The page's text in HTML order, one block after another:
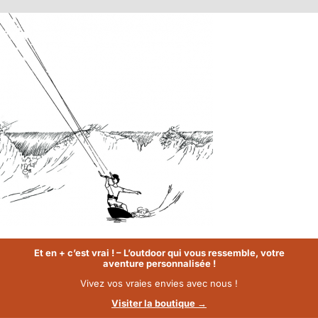
Passer
au
contenu
Et en + c’est vrai ! – L’outdoor qui vous ressemble, votre
aventure personnalisée !
Vivez vos vraies envies avec nous !
Visiter la boutique →